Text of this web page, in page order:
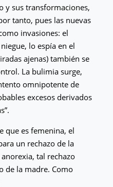
y sus transformaciones,
tanto, pues las nuevas
invasiones: el
lo espía en el
ajenas) también se
La bulimia surge,
omnipotente de
excesos derivados
que es femenina, el
un rechazo de la
tal rechazo
de la madre. Como